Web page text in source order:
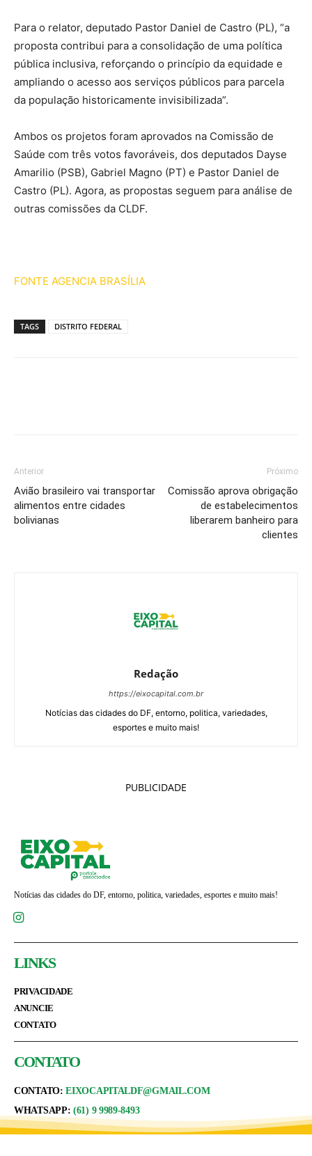
Para o relator, deputado Pastor Daniel de Castro (PL), “a
proposta contribui para a consolidação de uma política
pública inclusiva, reforçando o princípio da equidade e
ampliando o acesso aos serviços públicos para parcela
da população historicamente invisibilizada”.
Ambos os projetos foram aprovados na Comissão de
Saúde com três votos favoráveis, dos deputados Dayse
Amarilio (PSB), Gabriel Magno (PT) e Pastor Daniel de
Castro (PL). Agora, as propostas seguem para análise de
outras comissões da CLDF.
FONTE AGENCIA BRASÍLIA
TAGS DISTRITO FEDERAL
Anterior
Avião brasileiro vai transportar
alimentos entre cidades
bolivianas
Próximo
Comissão aprova obrigação
de estabelecimentos
liberarem banheiro para
clientes
Redação
https://eixocapital.com.br
Notícias das cidades do DF, entorno, politica, variedades,
esportes e muito mais!
PUBLICIDADE
Notícias das cidades do DF, entorno, politica, variedades, esportes e muito mais!
LINKS
PRIVACIDADE
ANUNCIE
CONTATO
CONTATO
CONTATO:EIXOCAPITALDF@GMAIL.COM
WHATSAPP: (61) 9 9989-8493